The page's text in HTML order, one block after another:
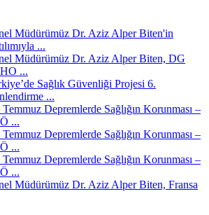
Müdürümüz Dr. Aziz Alper Biten'in
...
Müdürümüz Dr. Aziz Alper Biten, DG
...
Sağlık Güvenliği Projesi 6.
...
Temmuz Depremlerde Sağlığın Korunması –
...
Temmuz Depremlerde Sağlığın Korunması –
...
Temmuz Depremlerde Sağlığın Korunması –
...
Müdürümüz Dr. Aziz Alper Biten, Fransa